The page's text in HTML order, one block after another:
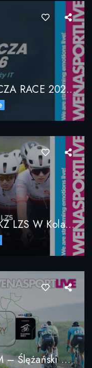
NA ŻYWO / J-LABS GOŁCZA RACE 2026 – II Mistrzostwa Polski Branży IT / LIVE STREAM
NA ŻYWO / Mistrzostwa KZ LZS W Kolarstwie Szosowym Kobiet / 31.05.2026 Jarosławiec
NA ŻYWO / LIVE STREAM – Ślężański Mnich BRUKI & SZUTRY 2025 – UCI 1.2